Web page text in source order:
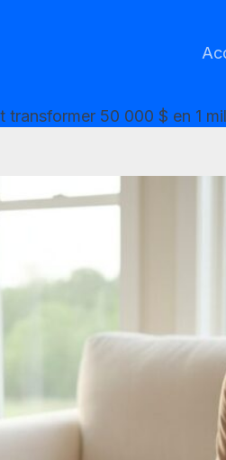
transformer 50 000 $ en 1